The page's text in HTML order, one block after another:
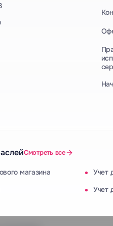
Смотреть все
магазина Учет
Учет